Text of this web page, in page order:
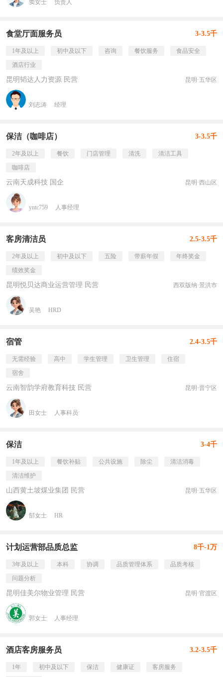
窦女士 负责人
食堂厅面服务员 3-3.5千
1年及以上 初中及以下 咨询 餐饮服务
食品安全
酒店行业
昆明韬达人力资源 民营 昆明·五华区
刘志涛 经理
保洁（咖啡店） 3-3.5千
2年及以上 餐饮 门店管理 清洗
清洁工具
咖啡店
云南天成科技 国企 昆明·西山区
yntc759 人事经理
客房清洁员 2.5-3.5千
2年及以上 初中及以下 五险 带薪年假
年终奖金
绩效奖金
昆明悦贝达商业运营管理 民营 西双版纳·景洪市
吴艳 HRD
宿管 2.4-3.5千
无需经验 高中 学生管理 卫生管理
住宿
宿舍
云南智韵学府教育科技 民营 昆明·晋宁区
田女士 人事科员
保洁 3-4千
1年及以上 餐饮补贴 公共设施 除尘
清洁消毒
清洁维护
山西黄土坡煤业集团 民营 昆明·五华区
郜女士 HR
计划运营部品质总监 8千-1万
3年及以上 本科 协调 品质管理体系
品质考核
问题分析
昆明佳美尔物业管理 民营 昆明·官渡区
郭女士 人事经理
酒店客房服务员 3.2-3.5千
1年 初中及以下 保洁 健康证
客房服务